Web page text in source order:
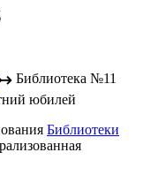
Библиотека №11
юбилей
Библиотеки